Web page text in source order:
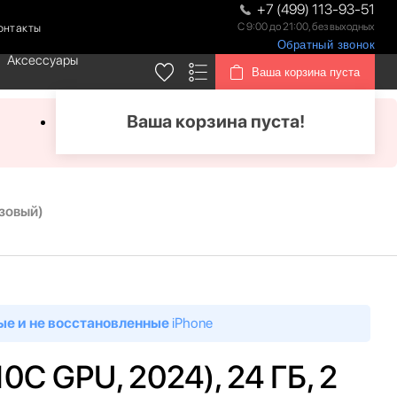
+7 (499) 113-93-51
С 9:00 до 21:00, без выходных
Обратный звонок
Аксессуары
Ваша корзина пуста
Ваша корзина пуста!
и не восстановленныеiPhone
GPU, 2024), 24 ГБ, 2